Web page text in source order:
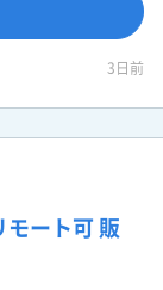
3日前
モート可 販